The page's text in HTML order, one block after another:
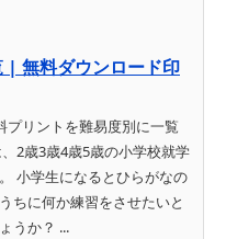
| 無料ダウンロード印
プリントを難易度別に一覧
2歳3歳4歳5歳の小学校就学
小学生になるとひらがなの
ちに何か練習をさせたいと
うか？ ...